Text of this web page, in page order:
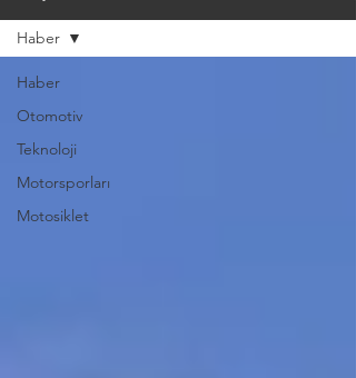
Haber
Otomotiv
Teknoloji
Motorsporları
Motosiklet
Haber